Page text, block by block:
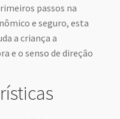
passos na
e seguro, esta
a criança a
e o senso de direção